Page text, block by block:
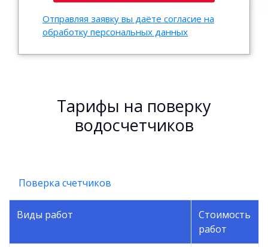
Отправляя заявку вы даёте согласие на
обработку персональных данных
Тарифы на поверку
водосчетчиков
Поверка счетчиков
Виды работ
Стоимость
работ